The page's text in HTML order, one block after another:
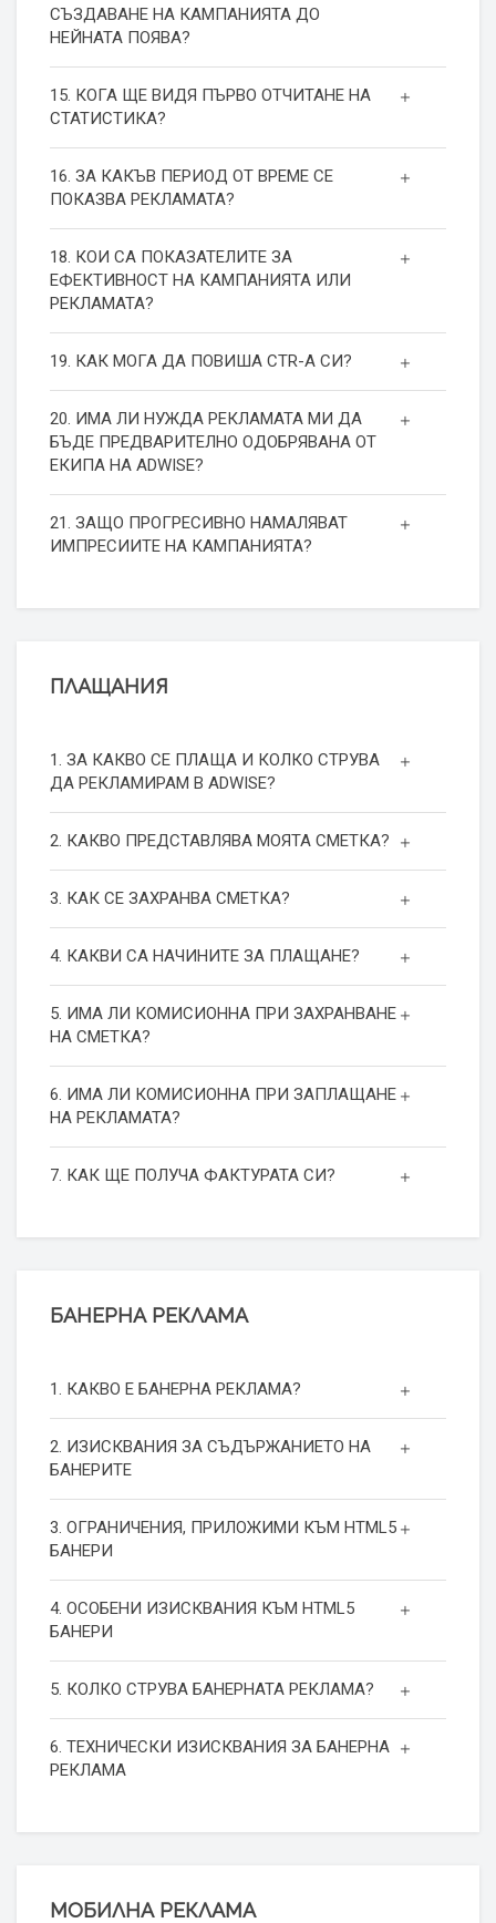
СЪЗДАВАНЕ НА КАМПАНИЯТА ДО
НЕЙНАТА ПОЯВА?
15. КОГА ЩЕ ВИДЯ ПЪРВО ОТЧИТАНЕ НА
СТАТИСТИКА?
16. ЗА КАКЪВ ПЕРИОД ОТ ВРЕМЕ СЕ
ПОКАЗВА РЕКЛАМАТА?
18. КОИ СА ПОКАЗАТЕЛИТЕ ЗА
ЕФЕКТИВНОСТ НА КАМПАНИЯТА ИЛИ
РЕКЛАМАТА?
19. КАК МОГА ДА ПОВИША СТR-А СИ?
20. ИМА ЛИ НУЖДА РЕКЛАМАТА МИ ДА
БЪДЕ ПРЕДВАРИТЕЛНО ОДОБРЯВАНА ОТ
ЕКИПА НА ADWISE?
21. ЗАЩО ПРОГРЕСИВНО НАМАЛЯВАТ
ИМПРЕСИИТЕ НА КАМПАНИЯТА?
ПЛАЩАНИЯ
1. ЗА КАКВО СЕ ПЛАЩА И КОЛКО СТРУВА
ДА РЕКЛАМИРАМ В ADWISE?
2. КАКВО ПРЕДСТАВЛЯВА МОЯТА СМЕТКА?
3. КАК СЕ ЗАХРАНВА СМЕТКА?
4. КАКВИ СА НАЧИНИТЕ ЗА ПЛАЩАНЕ?
5. ИМА ЛИ КОМИСИОННА ПРИ ЗАХРАНВАНЕ
НА СМЕТКА?
6. ИМА ЛИ КОМИСИОННА ПРИ ЗАПЛАЩАНЕ
НА РЕКЛАМАТА?
7. КАК ЩЕ ПОЛУЧА ФАКТУРАТА СИ?
БАНЕРНА РЕКЛАМА
1. КАКВО Е БАНЕРНА РЕКЛАМА?
2. ИЗИСКВАНИЯ ЗА СЪДЪРЖАНИЕТО НА
БАНЕРИТЕ
3. ОГРАНИЧЕНИЯ, ПРИЛОЖИМИ КЪМ HTML5
БАНЕРИ
4. ОСОБЕНИ ИЗИСКВАНИЯ КЪМ HTML5
БАНЕРИ
5. КОЛКО СТРУВА БАНЕРНАТА РЕКЛАМА?
6. ТЕХНИЧЕСКИ ИЗИСКВАНИЯ ЗА БАНЕРНА
РЕКЛАМА
МОБИЛНА РЕКЛАМА